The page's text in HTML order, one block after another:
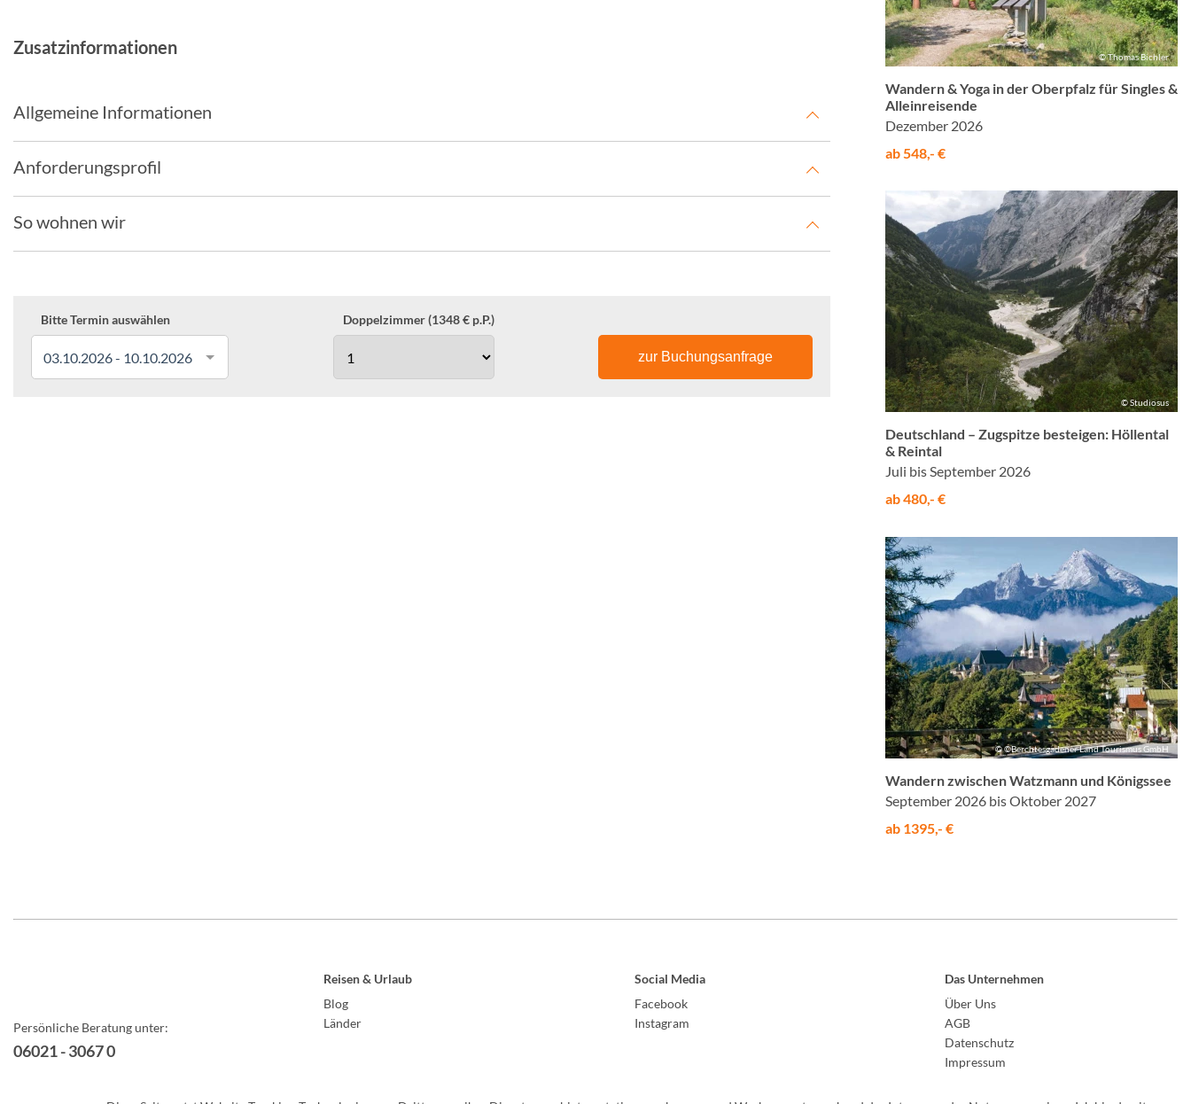
Zusatzinformationen
Allgemeine Informationen
Anforderungsprofil
So wohnen wir
Bitte Termin auswählen
03.10.2026 - 10.10.2026
Doppelzimmer (1348 € p.P.)
zur Buchungsanfrage
© Thomas Bichler
Wandern & Yoga in der Oberpfalz für Singles &
Alleinreisende
Dezember 2026
ab 548,- €
© Studiosus
Deutschland – Zugspitze besteigen: Höllental
& Reintal
Juli bis September 2026
ab 480,- €
© ©Berchtesgadener Land Tourismus GmbH
Wandern zwischen Watzmann und Königssee
September 2026 bis Oktober 2027
ab 1395,- €
Persönliche Beratung unter:
06021 - 3067 0
Reisen & Urlaub
Blog
Länder
Social Media
Facebook
Instagram
Das Unternehmen
Über Uns
AGB
Datenschutz
Impressum